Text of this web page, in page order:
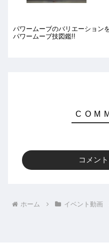
パワームーブのバリエーション
パワームーブ技図鑑!!
コメン
ホーム イベント動画